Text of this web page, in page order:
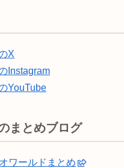
X
Instagram
YouTube
まとめブログ
ワールドまとめ